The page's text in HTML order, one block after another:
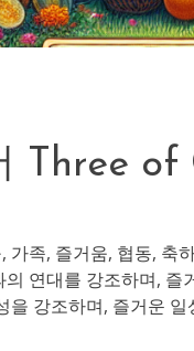
Three of
족, 즐거움, 협동, 축
연대를 강조하며,
을 강조하며, 즐거운